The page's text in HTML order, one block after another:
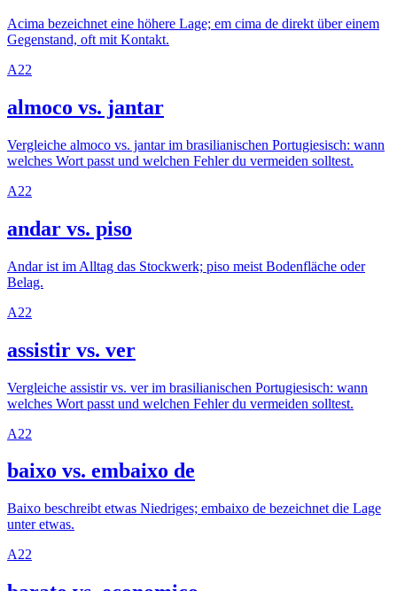
Acima bezeichnet eine höhere Lage; em cima de direkt über einem
Gegenstand, oft mit Kontakt.
A22
almoco vs. jantar
Vergleiche almoco vs. jantar im brasilianischen Portugiesisch: wann
welches Wort passt und welchen Fehler du vermeiden solltest.
A22
andar vs. piso
Andar ist im Alltag das Stockwerk; piso meist Bodenfläche oder
Belag.
A22
assistir vs. ver
Vergleiche assistir vs. ver im brasilianischen Portugiesisch: wann
welches Wort passt und welchen Fehler du vermeiden solltest.
A22
baixo vs. embaixo de
Baixo beschreibt etwas Niedriges; embaixo de bezeichnet die Lage
unter etwas.
A22